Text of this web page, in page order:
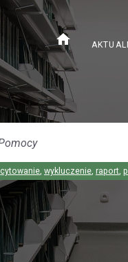
home
cytowanie, wykluczenie, raport,